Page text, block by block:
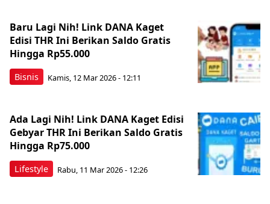
Bisnis
Baru Lagi Nih! Link DANA Kaget
Edisi THR Ini Berikan Saldo Gratis
Hingga Rp55.000
Kamis, 12 Mar 2026 - 12:11
Lifestyle
Ada Lagi Nih! Link DANA Kaget Edisi
Gebyar THR Ini Berikan Saldo Gratis
Hingga Rp75.000
Rabu, 11 Mar 2026 - 12:26